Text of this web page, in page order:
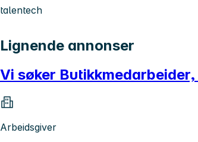
talentech
Lignende annonser
Vi søker
Arbeidsgiver